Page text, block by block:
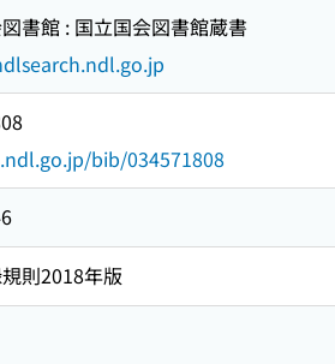
書館 : 国立国会図書館蔵書
bib/034571808
則2018年版